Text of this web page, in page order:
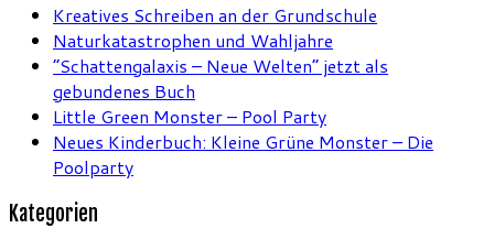
Kreatives Schreiben an der Grundschule
Naturkatastrophen und Wahljahre
“Schattengalaxis – Neue Welten” jetzt als
gebundenes Buch
Little Green Monster – Pool Party
Neues Kinderbuch: Kleine Grüne Monster – Die
Poolparty
Kategorien